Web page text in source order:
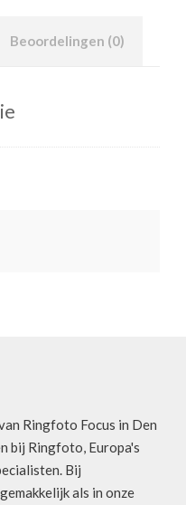
Beoordelingen (0)
Ringfoto Focus in Den
bij Ringfoto, Europa's
Bij
als in onze